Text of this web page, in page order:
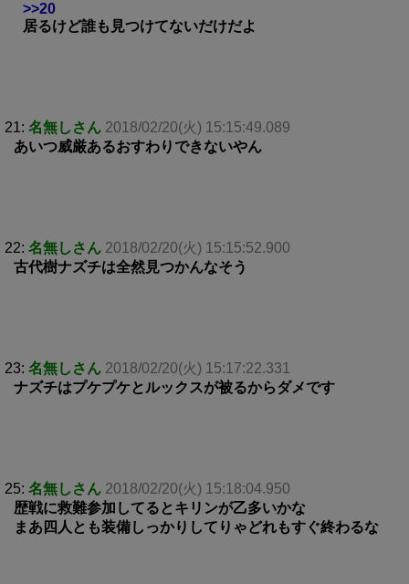
>>20
居るけど誰も見つけてないだけだよ
21: 名無しさん 2018/02/20(火) 15:15:49.089
あいつ威厳あるおすわりできないやん
22: 名無しさん 2018/02/20(火) 15:15:52.900
古代樹ナズチは全然見つかんなそう
23: 名無しさん 2018/02/20(火) 15:17:22.331
ナズチはプケプケとルックスが被るからダメです
25: 名無しさん 2018/02/20(火) 15:18:04.950
歴戦に救難参加してるとキリンが乙多いかな
まあ四人とも装備しっかりしてりゃどれもすぐ終わるな